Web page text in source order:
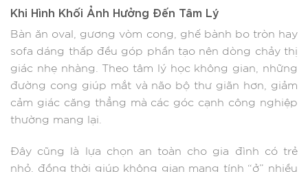
Khi Hình Khối Ảnh Hưởng Đến Tâm Lý
Bàn ăn oval, gương vòm cong, ghế bành bo tròn hay
sofa dáng thấp đều góp phần tạo nên dòng chảy thị
giác nhẹ nhàng. Theo tâm lý học không gian, những
đường cong giúp mắt và não bộ thư giãn hơn, giảm
cảm giác căng thẳng mà các góc cạnh công nghiệp
thường mang lại.
Đây cũng là lựa chọn an toàn cho gia đình có trẻ
nhỏ, đồng thời giúp không gian mang tính “ở” nhiều